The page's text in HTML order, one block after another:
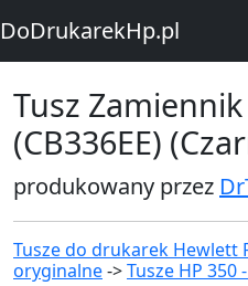
DoDrukarekHp.pl
Tusz
(CB336EE)
produkowany przez
Tusze do drukarek Hewlett
oryginalne->Tusze HP